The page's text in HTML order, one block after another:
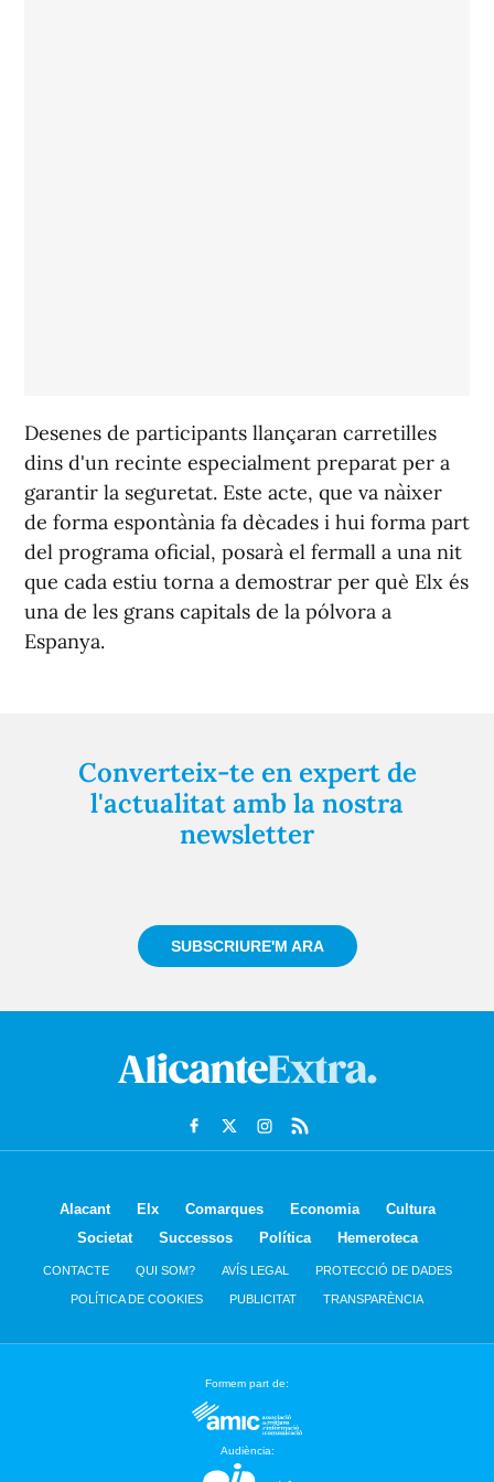
Desenes de participants llançaran carretilles
dins d'un recinte especialment preparat per a
garantir la seguretat. Este acte, que va nàixer
de forma espontània fa dècades i hui forma part
del programa oficial, posarà el fermall a una nit
que cada estiu torna a demostrar per què Elx és
una de les grans capitals de la pólvora a
Espanya.
Converteix-te en expert de
l'actualitat amb la nostra
newsletter
SUBSCRIURE'M ARA
Alacant Elx Comarques Economia
Cultura
Societat
Successos Política Hemeroteca
CONTACTE QUI SOM? AVÍS LEGAL PROTECCIÓ DE DADES
POLÍTICA DE COOKIES PUBLICITAT TRANSPARÈNCIA
Formem part de:
Audiència: